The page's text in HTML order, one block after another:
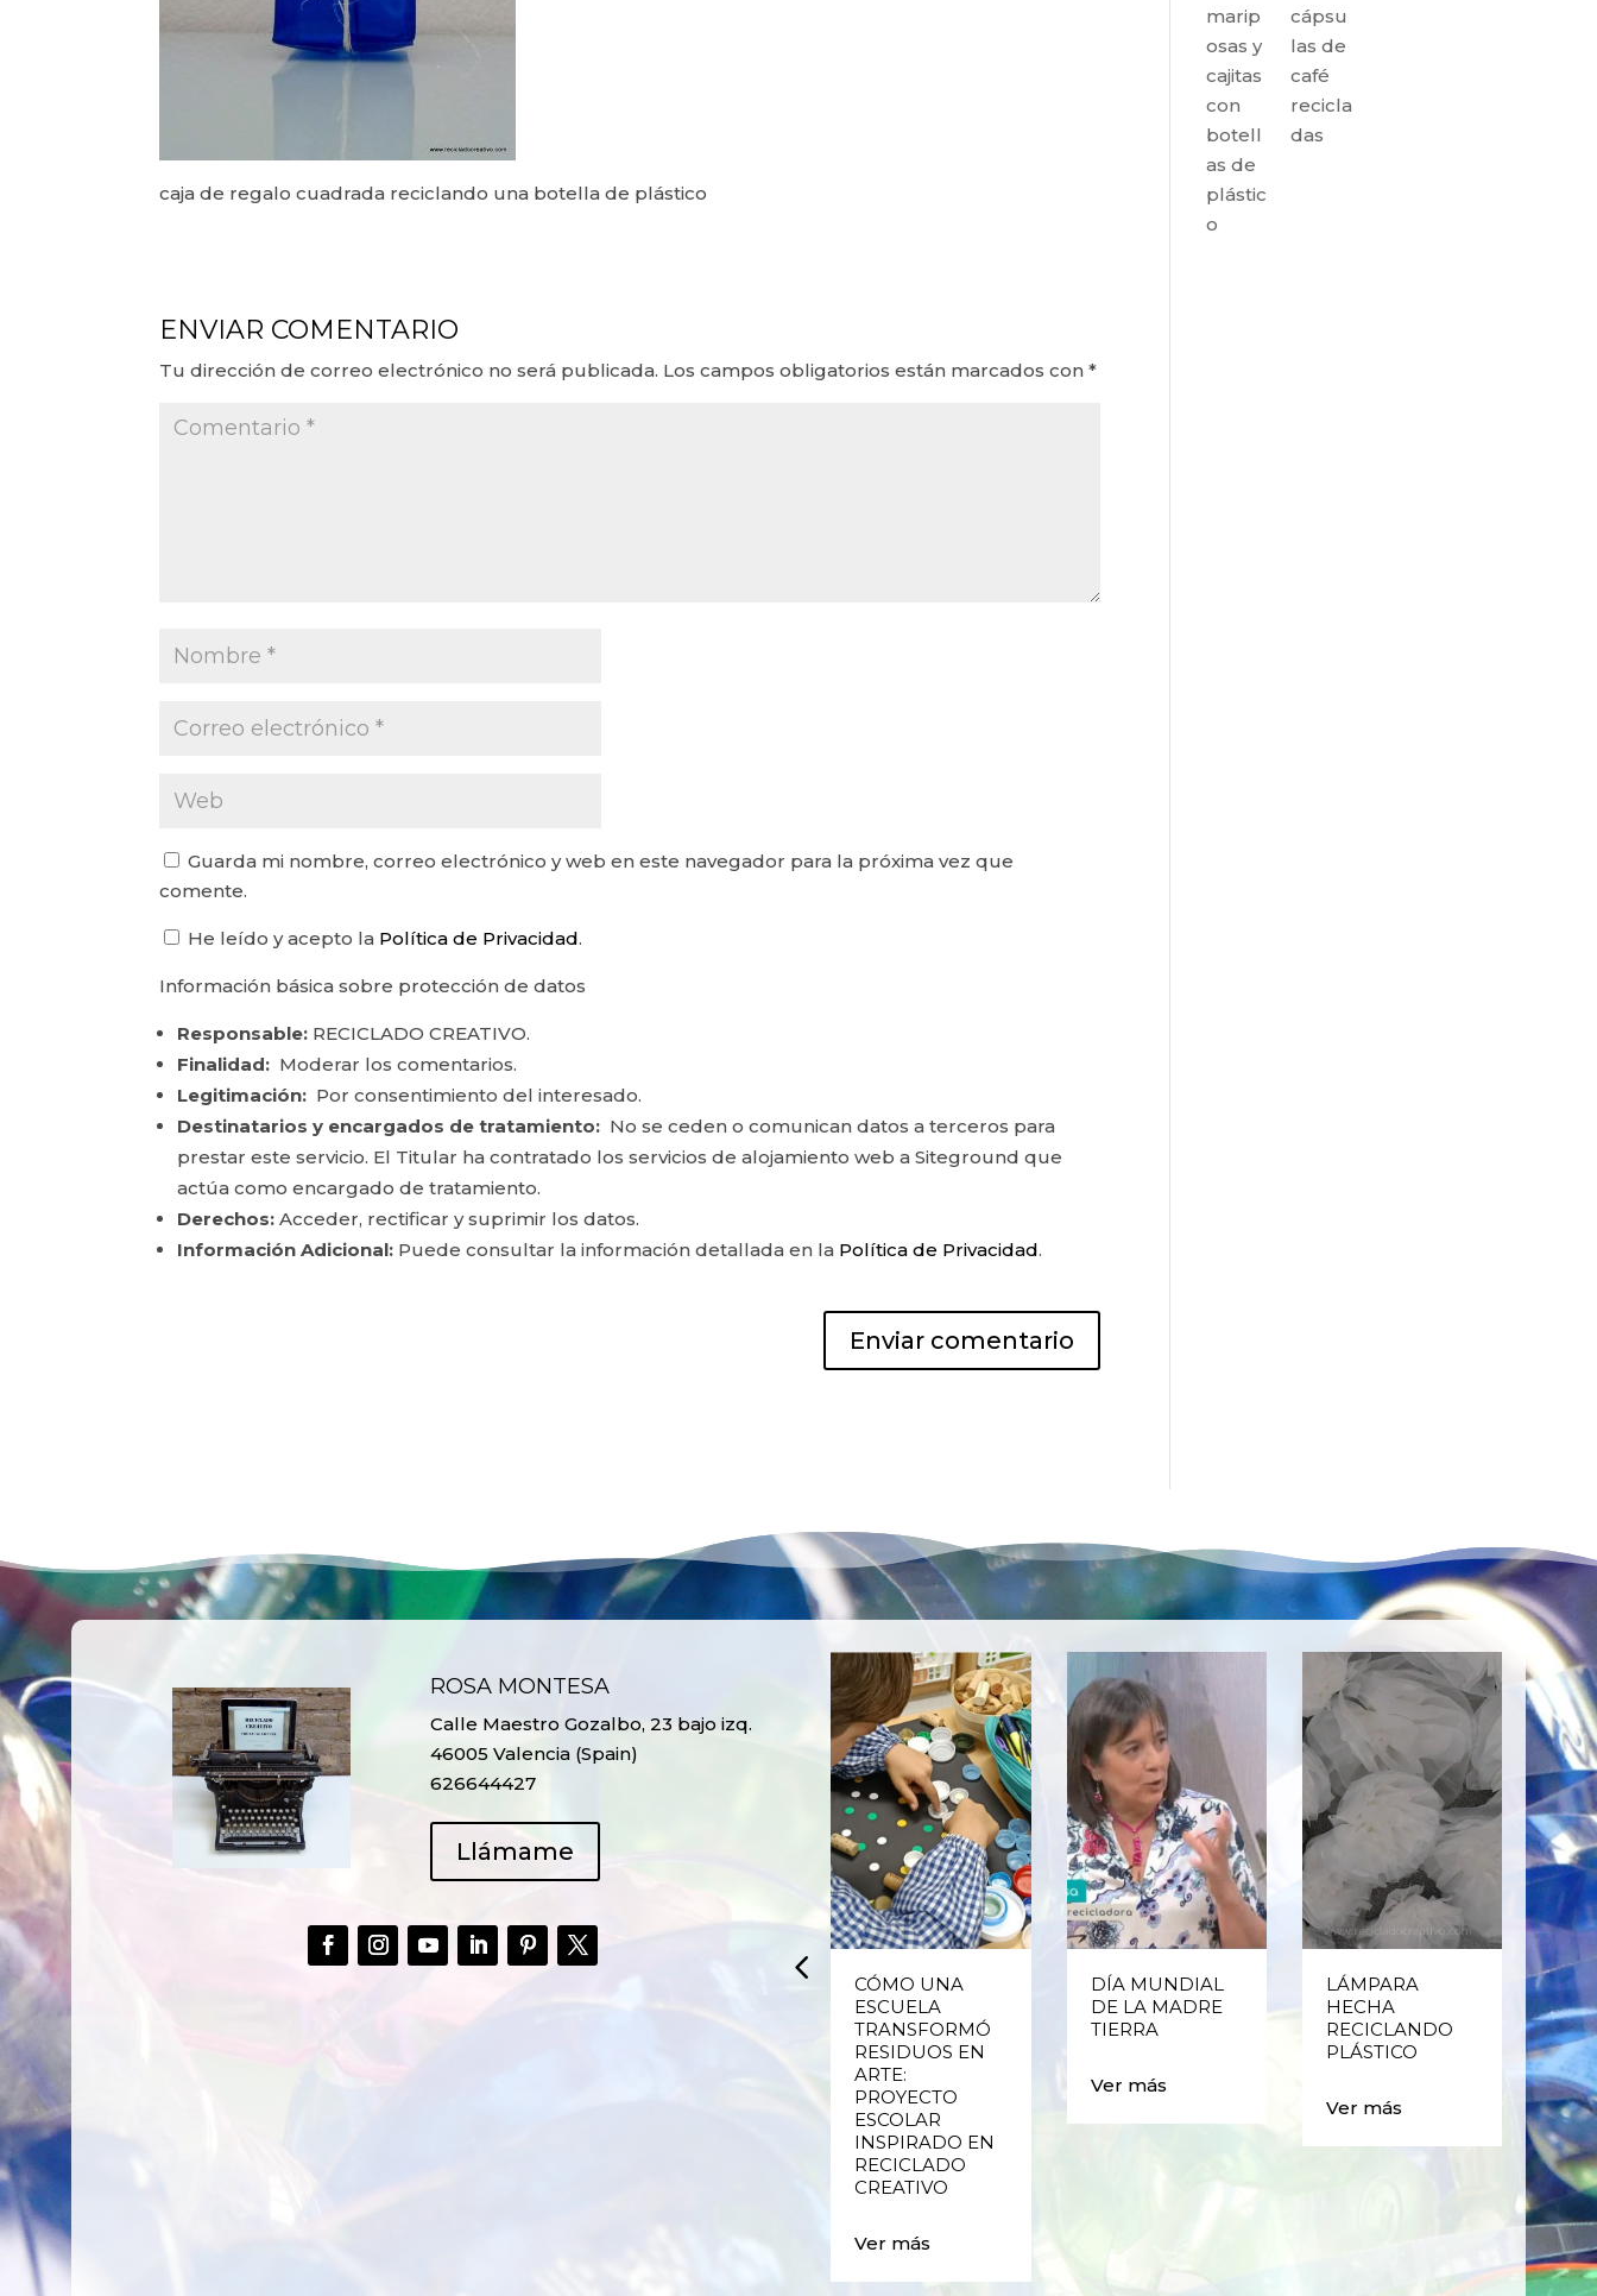
caja de regalo cuadrada reciclando una botella de plástico
ENVIAR COMENTARIO
Tu dirección de correo electrónico no será publicada. Los campos obligatorios están marcados con*
Guarda mi nombre, correo electrónico y web en este navegador para la próxima vez que
comente.
He leído y acepto la Política de Privacidad.
Información básica sobre protección de datos
Responsable: RECICLADO CREATIVO.
Finalidad: Moderar los comentarios.
Legitimación: Por consentimiento del interesado.
Destinatarios y encargados de tratamiento: No se ceden o comunican datos a terceros para
prestar este servicio. El Titular ha contratado los servicios de alojamiento web a Siteground que
actúa como encargado de tratamiento.
Derechos: Acceder, rectificar y suprimir los datos.
Información Adicional: Puede consultar la información detallada en la Política de Privacidad.
marip
osas y
cajitas
con
botell
as de
plástic
o
cápsu
las de
café
recicla
das
ROSA MONTESA
Calle Maestro Gozalbo, 23 bajo izq.
46005 Valencia (Spain)
626644427
Llámame
RECICLADO EN
CÓMO UNA
ESCUELA
TRANSFORMÓ
RESIDUOS EN
ARTE:
PROYECTO
ESCOLAR
INSPIRADO EN
RECICLADO
CREATIVO
Ver más
DÍA MUNDIAL
DE LA MADRE
TIERRA
Ver más
LÁMPARA
HECHA
RECICLANDO
PLÁSTICO
Ver más